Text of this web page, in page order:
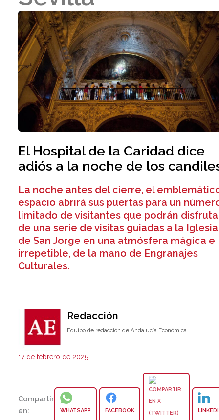
El Hospital de la Caridad dice
adiós a la noche de los
La noche antes del cierre, el
espacio abrirá sus puertas para un
limitado de visitantes que podrán
de una serie de visitas guiadas a la Iglesia
de San Jorge en una atmósfera mágica e
irrepetible, de la mano de Engranajes
Culturales.
Redacción
Equipo de redacción de Andalucía Económica.
17 de febrero de 2025
Compartir
en:
WHATSAPP FACEBOOK